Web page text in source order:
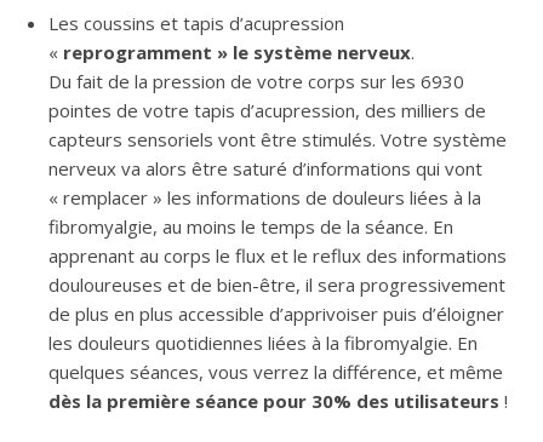
Les coussins et tapis d’acupression
« reprogramment » le système nerveux.
Du fait de la pression de votre corps sur les 6930
pointes de votre tapis d’acupression, des milliers de
capteurs sensoriels vont être stimulés. Votre système
nerveux va alors être saturé d’informations qui vont
« remplacer » les informations de douleurs liées à la
fibromyalgie, au moins le temps de la séance. En
apprenant au corps le flux et le reflux des informations
douloureuses et de bien-être, il sera progressivement
de plus en plus accessible d’apprivoiser puis d’éloigner
les douleurs quotidiennes liées à la fibromyalgie. En
quelques séances, vous verrez la différence, et même
dès la première séance pour 30% des utilisateurs !